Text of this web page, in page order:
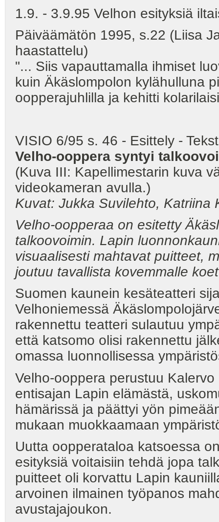
1.9. - 3.9.95 Velhon esityksiä
Päiväämätön 1995, s.22 (Liisa
haastattelu)
"... Siis vapauttamalla ihmiset
kuin Äkäslompolon kylähulluna
oopperajuhlilla ja kehitti
VISIO 6/95 s. 46 - Esittely -
Velho-ooppera syntyi
(Kuva III: Kapellimestarin kuva
videokameran avulla.)
Kuvat: Jukka Suvilehto, Katriina
Velho-oopperaa on esitetty
talkoovoimin. Lapin
visuaalisesti mahtavat puitteet,
joutuu tavallista kovemmalle
Suomen kaunein kesäteatteri
Velhoniemessä
rakennettu teatteri sulautuu
että katsomo olisi rakennettu
omassa luonnollisessa
Velho-ooppera perustuu
entisajan Lapin elämästä,
hämärissä ja päättyi yön
mukaan muokkaamaan
Uutta oopperataloa katsoessa
esityksiä voitaisiin tehdä jopa
puitteet oli korvattu Lapin
arvoinen ilmainen työpanos
avustajajoukon.